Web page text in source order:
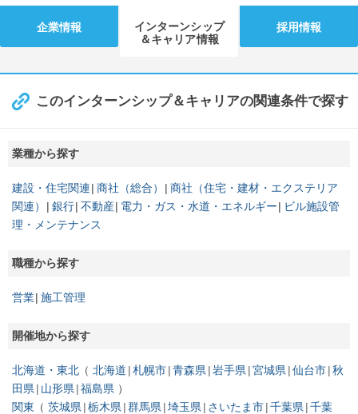
企業情報
インターンシップ
＆キャリア情報
採用情報
このインターンシップ＆キャリアの関連条件で探す
業種から探す
建設・住宅関連 商社（総合）
商社（住宅・建材・エクステリア
関連）
銀行 不動産 電力・ガス・水道・エネルギー
ビル施設管
理・メンテナンス
職種から探す
営業 施工管理
開催地から探す
北海道・東北 北海道 札幌市 青森県 岩手県 宮城県 仙台市 秋
田県
山形県 福島県
関東
茨城県 栃木県 群馬県 埼玉県 さいたま市 千葉県 千葉